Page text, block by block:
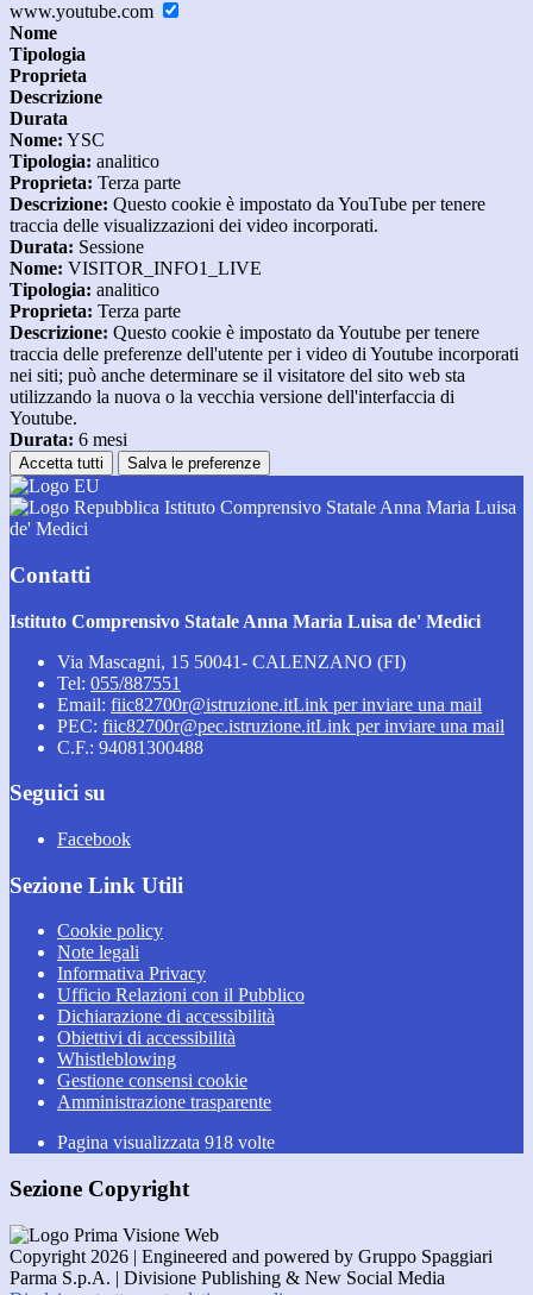
www.youtube.com
Nome
Tipologia
Proprieta
Descrizione
Durata
Nome: YSC
Tipologia: analitico
Proprieta: Terza parte
Descrizione: Questo cookie è impostato da YouTube per tenere
traccia delle visualizzazioni dei video incorporati.
Durata: Sessione
Nome: VISITOR_INFO1_LIVE
Tipologia: analitico
Proprieta: Terza parte
Descrizione: Questo cookie è impostato da Youtube per tenere
traccia delle preferenze dell'utente per i video di Youtube incorporati
nei siti; può anche determinare se il visitatore del sito web sta
utilizzando la nuova o la vecchia versione dell'interfaccia di
Youtube.
Durata: 6 mesi
Accetta tutti Salva le preferenze
Istituto Comprensivo Statale Anna Maria Luisa
de' Medici
Contatti
Istituto Comprensivo Statale Anna Maria Luisa de' Medici
Via Mascagni, 15 50041- CALENZANO (FI)
Tel: 055/887551
Email: fiic82700r@istruzione.itLink per inviare una mail
PEC: fiic82700r@pec.istruzione.itLink per inviare una mail
C.F.: 94081300488
Seguici su
Facebook
Sezione Link Utili
Cookie policy
Note legali
Informativa Privacy
Ufficio Relazioni con il Pubblico
Dichiarazione di accessibilità
Obiettivi di accessibilità
Whistleblowing
Gestione consensi cookie
Amministrazione trasparente
Pagina visualizzata 918 volte
Sezione Copyright
Copyright 2026 | Engineered and powered by Gruppo Spaggiari
Parma S.p.A. | Divisione Publishing & New Social Media